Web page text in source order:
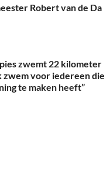
Robert van de Da
zwemt 22 kilometer
zwem voor iedereen die
te maken heeft”